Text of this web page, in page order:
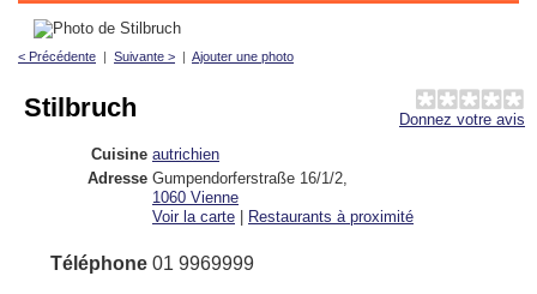
< Précédente | Suivante > | Ajouter une photo
Donnez votre avis
Stilbruch
Cuisine autrichien
Adresse Gumpendorferstraße 16/1/2
1060 Vienne
Voir la carte
Restaurants à proximité
Téléphone 01 9969999